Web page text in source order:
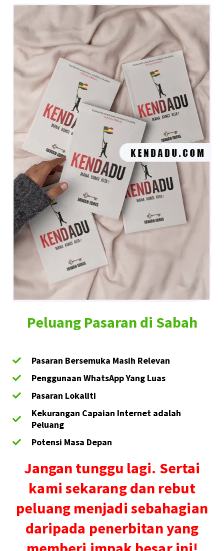
Peluang Pasaran di Sabah
Pasaran Bersemuka Masih Relevan
Penggunaan WhatsApp Yang Luas
Pasaran Lokaliti
Kekurangan Capaian Internet adalah
Peluang
Potensi Masa Depan
Jangan tunggu lagi. Sertai
kami sekarang dan rebut
peluang menjadi sebahagian
daripada penerbitan yang